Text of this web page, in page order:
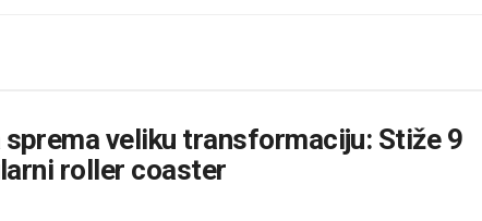
veliku transformaciju: Stiže 9
roller coaster